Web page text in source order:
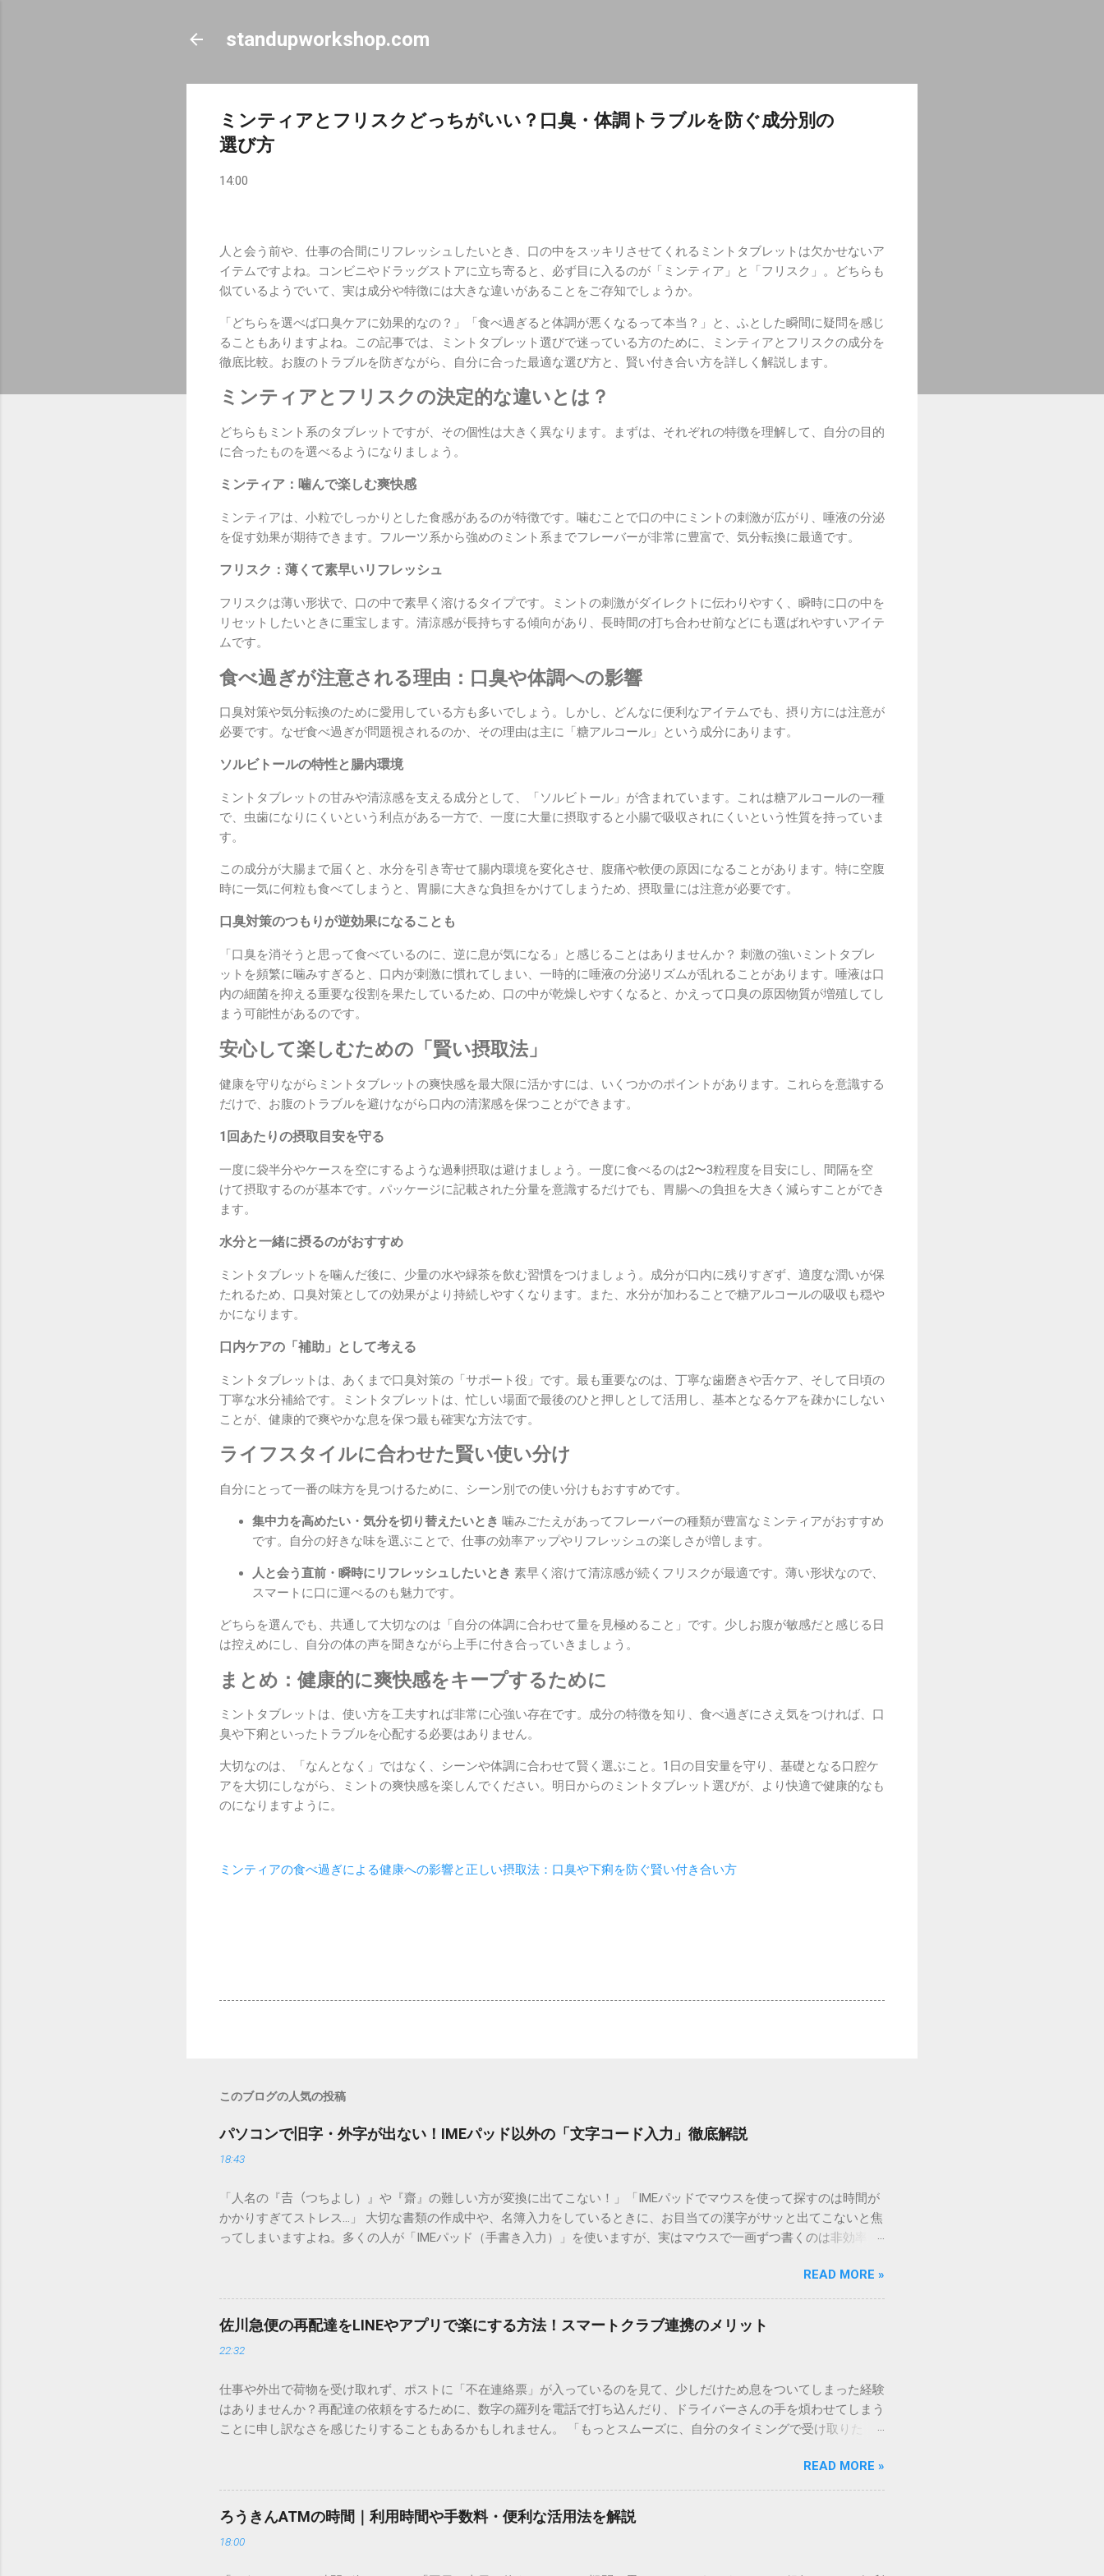
standupworkshop.com
ミンティアとフリスクどっちがいい？口臭・体調トラブルを防ぐ成分別の
選び方
14:00
人と会う前や、仕事の合間にリフレッシュしたいとき、口の中をスッキリさせてくれるミントタブレットは欠かせないア
イテムですよね。コンビニやドラッグストアに立ち寄ると、必ず目に入るのが「ミンティア」と「フリスク」。どちらも
似ているようでいて、実は成分や特徴には大きな違いがあることをご存知でしょうか。
「どちらを選べば口臭ケアに効果的なの？」「食べ過ぎると体調が悪くなるって本当？」と、ふとした瞬間に疑問を感じ
ることもありますよね。この記事では、ミントタブレット選びで迷っている方のために、ミンティアとフリスクの成分を
徹底比較。お腹のトラブルを防ぎながら、自分に合った最適な選び方と、賢い付き合い方を詳しく解説します。
ミンティアとフリスクの決定的な違いとは？
どちらもミント系のタブレットですが、その個性は大きく異なります。まずは、それぞれの特徴を理解して、自分の目的
に合ったものを選べるようになりましょう。
ミンティア：噛んで楽しむ爽快感
ミンティアは、小粒でしっかりとした食感があるのが特徴です。噛むことで口の中にミントの刺激が広がり、唾液の分泌
を促す効果が期待できます。フルーツ系から強めのミント系までフレーバーが非常に豊富で、気分転換に最適です。
フリスク：薄くて素早いリフレッシュ
フリスクは薄い形状で、口の中で素早く溶けるタイプです。ミントの刺激がダイレクトに伝わりやすく、瞬時に口の中を
リセットしたいときに重宝します。清涼感が長持ちする傾向があり、長時間の打ち合わせ前などにも選ばれやすいアイテ
ムです。
食べ過ぎが注意される理由：口臭や体調への影響
口臭対策や気分転換のために愛用している方も多いでしょう。しかし、どんなに便利なアイテムでも、摂り方には注意が
必要です。なぜ食べ過ぎが問題視されるのか、その理由は主に「糖アルコール」という成分にあります。
ソルビトールの特性と腸内環境
ミントタブレットの甘みや清涼感を支える成分として、「ソルビトール」が含まれています。これは糖アルコールの一種
で、虫歯になりにくいという利点がある一方で、一度に大量に摂取すると小腸で吸収されにくいという性質を持っていま
す。
この成分が大腸まで届くと、水分を引き寄せて腸内環境を変化させ、腹痛や軟便の原因になることがあります。特に空腹
時に一気に何粒も食べてしまうと、胃腸に大きな負担をかけてしまうため、摂取量には注意が必要です。
口臭対策のつもりが逆効果になることも
「口臭を消そうと思って食べているのに、逆に息が気になる」と感じることはありませんか？ 刺激の強いミントタブレ
ットを頻繁に噛みすぎると、口内が刺激に慣れてしまい、一時的に唾液の分泌リズムが乱れることがあります。唾液は口
内の細菌を抑える重要な役割を果たしているため、口の中が乾燥しやすくなると、かえって口臭の原因物質が増殖してし
まう可能性があるのです。
安心して楽しむための「賢い摂取法」
健康を守りながらミントタブレットの爽快感を最大限に活かすには、いくつかのポイントがあります。これらを意識する
だけで、お腹のトラブルを避けながら口内の清潔感を保つことができます。
1回あたりの摂取目安を守る
一度に袋半分やケースを空にするような過剰摂取は避けましょう。一度に食べるのは2〜3粒程度を目安にし、間隔を空
けて摂取するのが基本です。パッケージに記載された分量を意識するだけでも、胃腸への負担を大きく減らすことができ
ます。
水分と一緒に摂るのがおすすめ
ミントタブレットを噛んだ後に、少量の水や緑茶を飲む習慣をつけましょう。成分が口内に残りすぎず、適度な潤いが保
たれるため、口臭対策としての効果がより持続しやすくなります。また、水分が加わることで糖アルコールの吸収も穏や
かになります。
口内ケアの「補助」として考える
ミントタブレットは、あくまで口臭対策の「サポート役」です。最も重要なのは、丁寧な歯磨きや舌ケア、そして日頃の
丁寧な水分補給です。ミントタブレットは、忙しい場面で最後のひと押しとして活用し、基本となるケアを疎かにしない
ことが、健康的で爽やかな息を保つ最も確実な方法です。
ライフスタイルに合わせた賢い使い分け
自分にとって一番の味方を見つけるために、シーン別での使い分けもおすすめです。
集中力を高めたい・気分を切り替えたいとき 噛みごたえがあってフレーバーの種類が豊富なミンティアがおすすめ
です。自分の好きな味を選ぶことで、仕事の効率アップやリフレッシュの楽しさが増します。
人と会う直前・瞬時にリフレッシュしたいとき 素早く溶けて清涼感が続くフリスクが最適です。薄い形状なので、
スマートに口に運べるのも魅力です。
どちらを選んでも、共通して大切なのは「自分の体調に合わせて量を見極めること」です。少しお腹が敏感だと感じる日
は控えめにし、自分の体の声を聞きながら上手に付き合っていきましょう。
まとめ：健康的に爽快感をキープするために
ミントタブレットは、使い方を工夫すれば非常に心強い存在です。成分の特徴を知り、食べ過ぎにさえ気をつければ、口
臭や下痢といったトラブルを心配する必要はありません。
大切なのは、「なんとなく」ではなく、シーンや体調に合わせて賢く選ぶこと。1日の目安量を守り、基礎となる口腔ケ
アを大切にしながら、ミントの爽快感を楽しんでください。明日からのミントタブレット選びが、より快適で健康的なも
のになりますように。
ミンティアの食べ過ぎによる健康への影響と正しい摂取法：口臭や下痢を防ぐ賢い付き合い方
このブログの人気の投稿
パソコンで旧字・外字が出ない！IMEパッド以外の「文字コード入力」徹底解説
18:43
「人名の『𠮷（つちよし）』や『齋』の難しい方が変換に出てこない！」「IMEパッドでマウスを使って探すのは時間が
かかりすぎてストレス…」 大切な書類の作成中や、名簿入力をしているときに、お目当ての漢字がサッと出てこないと焦
ってしまいますよね。多くの人が「IMEパッド（手書き入力）」を使いますが、実はマウスで一画ずつ書くのは非効率で
ードを打ち込むだけで一瞬で旧字や外字、特殊記号を呼び出す「文字コード入力」のテクニックを詳しく解説します。
この方法をマスターすれば、もう難しい漢字の入力で手を止める必要はありません。 1. なぜ「変換」しても旧字・外字
が出てこないのか？ そもそも、なぜ普通の変換で出てこない漢字があるのでしょうか。その理由は、パソコンが文字を
認識する仕組みにあります。 日本のパソコンで一般的に使われる漢字は、JIS規格（日本産業規格）によって「第1水
準」「第2水準」といった形で整理されています。しかし、人名や地名に使われる非常に古い漢字（旧字）や、特定の組
「Unicode（ユニコード）」や「JISコード」といった 文字コード です。パソコン上のすべての文字には、いわば「住
所」のような番号が割り振られています。変換候補に出ない文字でも、この住所（コード）を直接指定すれば、確実に呼
び出すことができるのです。 2. Windows標準機能！文字コードで漢字を出す「16進数入力」 最も汎用性が高く、特別な
できます。 具体的な手順（Unicode入力） 入力したい文字の「Unicode（例：20BB7）」を把握する。 入力モードを「半
角」にする（※重要）。 **「20BB7」**と入力する。 直後にキーボードの**[Alt]キーを押しながら[X]キー**を押す。 入
力した数字が、一瞬で対応する漢字（例：𠮷）に変換されます。 注記： この方法は、特にMicrosoft Wordで非常に強力
READ MORE »
佐川急便の再配達をLINEやアプリで楽にする方法！スマートクラブ連携のメリット
22:32
仕事や外出で荷物を受け取れず、ポストに「不在連絡票」が入っているのを見て、少しだけため息をついてしまった経験
はありませんか？再配達の依頼をするために、数字の羅列を電話で打ち込んだり、ドライバーさんの手を煩わせてしまう
ことに申し訳なさを感じたりすることもあるかもしれません。 「もっとスムーズに、自分のタイミングで受け取りた
ビス「スマートクラブ」と、LINEや公式アプリの連携です。これらを活用するだけで、再配達のストレスは驚くほど軽く
なります。この記事では、忙しい毎日をサポートする便利な受け取り術と、連携による具体的なメリットを徹底解説しま
す。 佐川急便の再配達が劇的に変わる「スマートクラブ」とは？ まず押さえておきたいのが、佐川急便の個人向け無料
会員サービス「スマートクラブ」です。これは、荷物の配送状況をリアルタイムで管理するための基盤となるサービスで
す。 以前はウェブサイトを開いてログインする手間がありましたが、現在はLINEやアプリと紐付けることで、その利便
READ MORE »
ろうきんATMの時間｜利用時間や手数料・便利な活用法を解説
18:00